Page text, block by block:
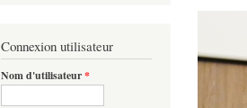
Connexion utilisateur
Nom d'utilisateur*